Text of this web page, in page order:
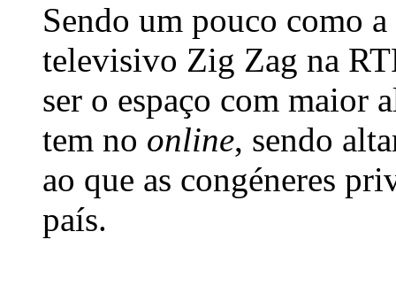
Sendo um pouco como
televisivo Zig Zag na
ser o espaço com maior
tem no online, sendo
ao que as congéneres
país.